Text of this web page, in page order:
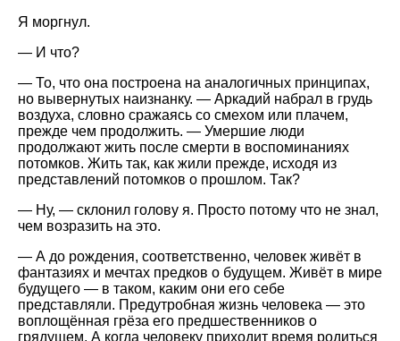
Я моргнул.
— И что?
— То, что она построена на аналогичных принципах,
но вывернутых наизнанку. — Аркадий набрал в грудь
воздуха, словно сражаясь со смехом или плачем,
прежде чем продолжить. — Умершие люди
продолжают жить после смерти в воспоминаниях
потомков. Жить так, как жили прежде, исходя из
представлений потомков о прошлом. Так?
— Ну, — склонил голову я. Просто потому что не знал,
чем возразить на это.
— А до рождения, соответственно, человек живёт в
фантазиях и мечтах предков о будущем. Живёт в мире
будущего — в таком, каким они его себе
представляли. Предутробная жизнь человека — это
воплощённая грёза его предшественников о
грядущем. А когда человеку приходит время родиться